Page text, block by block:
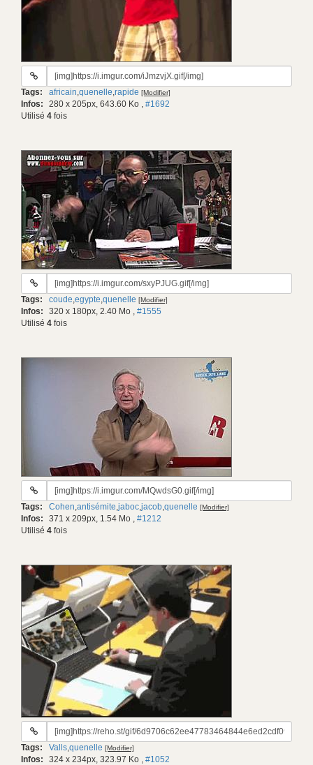
URL
gif:
Tags: africain,quenelle,rapide [Modifier]
Infos: 280 x 205px, 643.60 Ko , #1692
Utilisé 4 fois
URL
gif:
Tags: coude,egypte,quenelle [Modifier]
Infos: 320 x 180px, 2.40 Mo , #1555
Utilisé 4 fois
URL
gif:
Tags: Cohen,antisémite,jaboc,jacob,quenelle [Modifier]
Infos: 371 x 209px, 1.54 Mo , #1212
Utilisé 4 fois
URL
gif:
Tags: Valls,quenelle [Modifier]
Infos: 324 x 234px, 323.97 Ko , #1052